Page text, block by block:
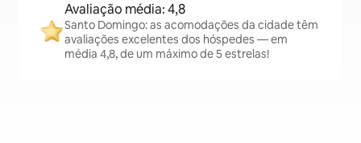
Avaliação média: 4,8
Santo Domingo: as acomodações da cidade têm
avaliações excelentes dos hóspedes — em
média 4,8, de um máximo de 5 estrelas!